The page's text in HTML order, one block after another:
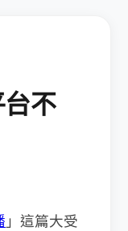
不
」這篇大受